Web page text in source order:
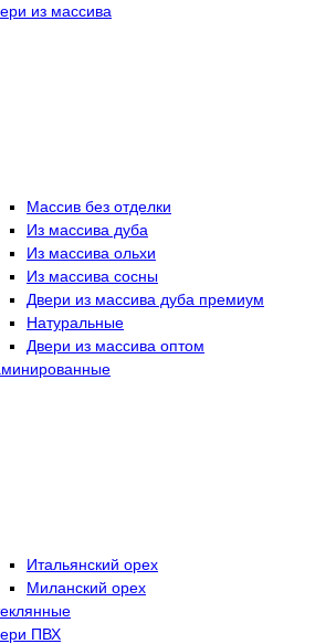
из массива
Массив без отделки
Из массива дуба
Из массива ольхи
Из массива сосны
Двери из массива дуба премиум
Натуральные
Двери из массива оптом
Итальянский орех
Миланский орех
ПВХ